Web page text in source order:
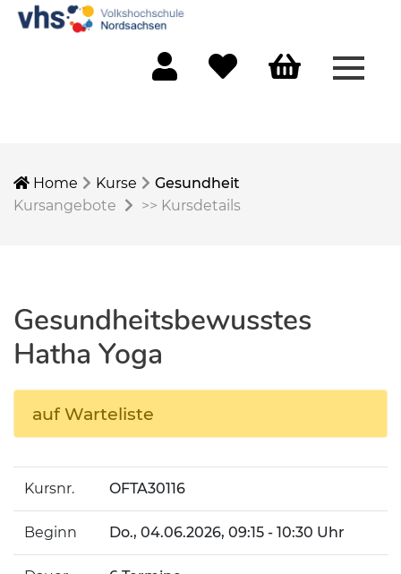
Home Kurse
Gesundheit
Kursangebote
>> Kursdetails
Gesundheitsbewusstes
Hatha Yoga
auf Warteliste
Kursnr. OFTA30116
Beginn Do., 04.06.2026, 09:15 - 10:30 Uhr